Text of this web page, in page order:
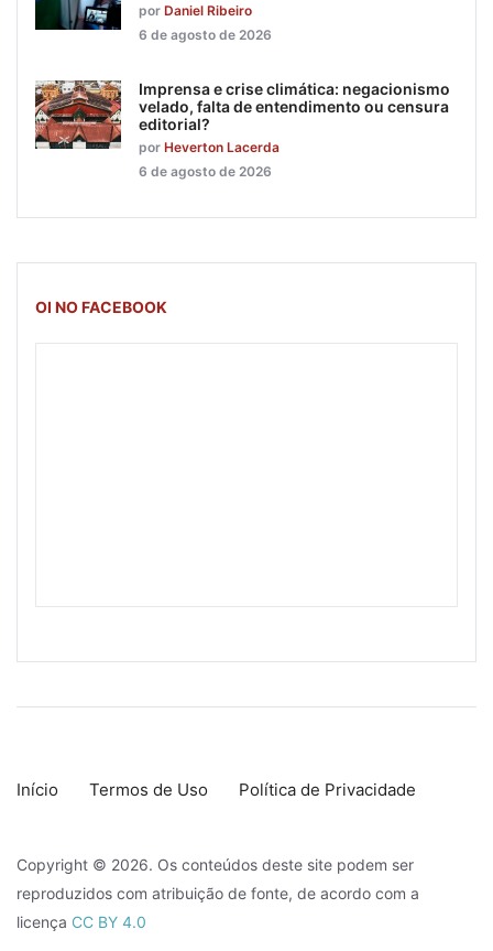
por Daniel Ribeiro
6 de agosto de 2026
Imprensa e crise climática: negacionismo
velado, falta de entendimento ou censura
editorial?
por Heverton Lacerda
6 de agosto de 2026
OI NO FACEBOOK
Início Termos de Uso Política de Privacidade
Copyright © 2026. Os conteúdos deste site podem ser
reproduzidos com atribuição de fonte, de acordo com a
licença CC BY 4.0